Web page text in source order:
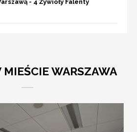
- 4 Żywioły Falenty
WARSZAWA